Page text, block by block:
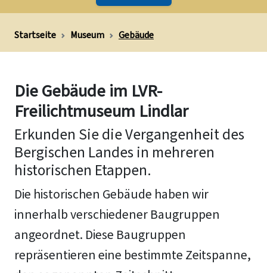
Startseite Museum Gebäude
Die Gebäude im LVR-
Freilichtmuseum Lindlar
Erkunden Sie die Vergangenheit des
Bergischen Landes in mehreren
historischen Etappen.
Die historischen Gebäude haben wir
innerhalb verschiedener Baugruppen
angeordnet. Diese Baugruppen
repräsentieren eine bestimmte Zeitspanne,